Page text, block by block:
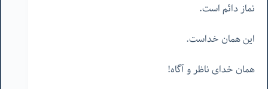
نماز دائم است.
این همان خداست.
همان خدای ناظر و آگاه!